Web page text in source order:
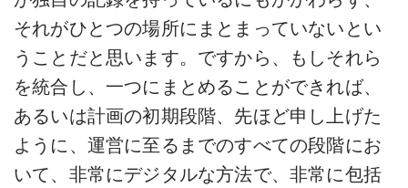
それがひとつの場所にまとまっていないとい
うことだと思います。ですから、もしそれら
を統合し、一つにまとめることができれば、
あるいは計画の初期段階、先ほど申し上げた
ように、運営に至るまでのすべての段階にお
いて、非常にデジタルな方法で、非常に包括